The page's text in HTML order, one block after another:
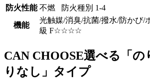
防火性能 不燃 防火種別 1-4
機能
光触媒/消臭/抗菌/撥水/防かび/
級 F☆☆☆☆
CAN CHOOSE選べる「の
りなし」タイプ